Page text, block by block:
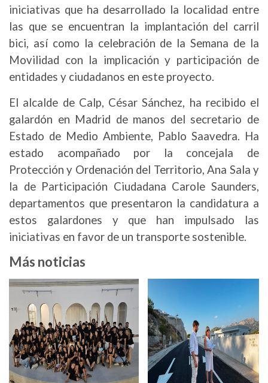
iniciativas que ha desarrollado la localidad entre
las que se encuentran la implantación del carril
bici, así como la celebración de la Semana de la
Movilidad con la implicación y participación de
entidades y ciudadanos en este proyecto.
El alcalde de Calp, César Sánchez, ha recibido el
galardón en Madrid de manos del secretario de
Estado de Medio Ambiente, Pablo Saavedra. Ha
estado acompañado por la concejala de
Protección y Ordenación del Territorio, Ana Sala y
la de Participación Ciudadana Carole Saunders,
departamentos que presentaron la candidatura a
estos galardones y que han impulsado las
iniciativas en favor de un transporte sostenible.
Más noticias